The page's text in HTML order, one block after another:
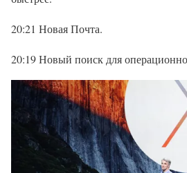
20:21 Новая Почта.
20:19 Новый поиск для